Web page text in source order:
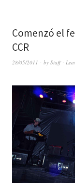
Comenzó el
CCR
28/05/2011 by Staff